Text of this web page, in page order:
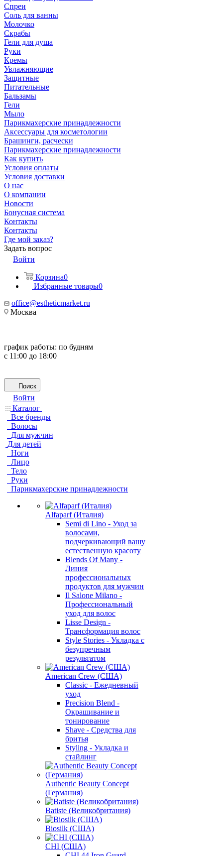
Спреи
Соль для ванны
Молочко
Скрабы
Гели для душа
Руки
Кремы
Увлажняющие
Защитные
Питательные
Бальзамы
Гели
Мыло
Парикмахерские принадлежности
Аксессуары для косметологии
Брашинги, расчески
Парикмахерские принадлежности
Как купить
Условия оплаты
Условия доставки
О нас
О компании
Новости
Бонусная система
Контакты
Контакты
Где мой заказ?
Задать вопрос
Войти
Корзина0
Избранные товары0
office@estheticmarket.ru
Москва
график работы: по будням
с 11:00 до 18:00
Поиск
Войти
Каталог
Все бренды
Волосы
Для мужчин
Для детей
Ноги
Лицо
Тело
Руки
Парикмахерские принадлежности
Alfaparf (Италия)
Semi di Lino - Уход за
волосами,
подчеркивающий вашу
естественную красоту
Blends Of Many -
Линия
профессиональных
продуктов для мужчин
Il Salone Milano -
Профессиональный
уход для волос
Lisse Design -
Трансформация волос
Style Stories - Укладка с
безупречным
результатом
American Crew (США)
Classic - Ежедневный
уход
Precision Blend -
Окрашивание и
тонирование
Shave - Средства для
бритья
Styling - Укладка и
стайлинг
Authentic Beauty Concept
(Германия)
Batiste (Великобритания)
Biosilk (США)
CHI (США)